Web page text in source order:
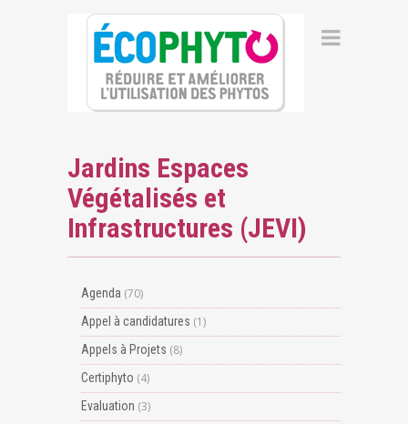
Jardins Espaces
Végétalisés et
Infrastructures (JEVI)
Agenda (70)
Appel à candidatures (1)
Appels à Projets (8)
Certiphyto (4)
Evaluation (3)